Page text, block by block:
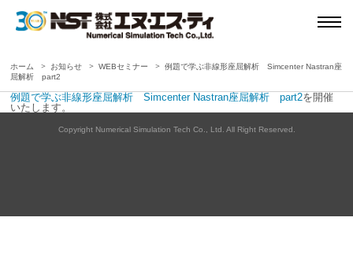
ホーム お知らせ WEBセミナー
例題で学ぶ非線形座屈解析 Simcenter Nastran座
屈解析 part2
例題で学ぶ非線形座屈解析 Simcenter Nastran座屈解析 part2を開催
いたします。
Copyright Numerical Simulation Tech Co., Ltd. All Right Reserved.